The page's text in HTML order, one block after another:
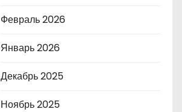
Февраль 2026
Январь 2026
Декабрь 2025
Ноябрь 2025